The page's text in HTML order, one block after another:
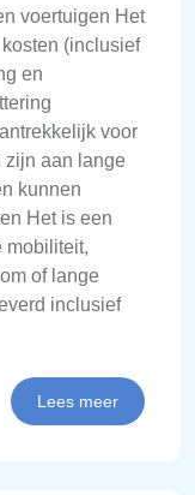
voertuigen Het
(inclusief
en
voor
zijn aan lange
kunnen
Het is een
mobiliteit,
of lange
inclusief
Lees meer